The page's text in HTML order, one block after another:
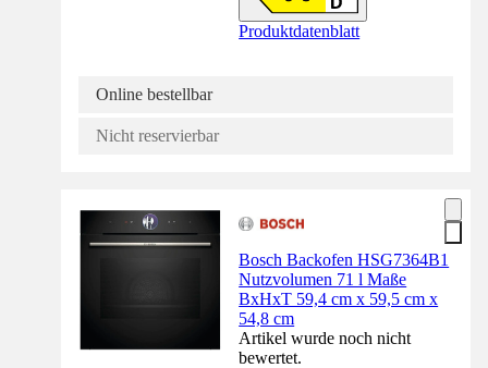
Produktdatenblatt
Online bestellbar
Nicht reservierbar
Bosch Backofen HSG7364B1
Nutzvolumen 71 l Maße
BxHxT 59,4 cm x 59,5 cm x
54,8 cm
Artikel wurde noch nicht
bewertet.